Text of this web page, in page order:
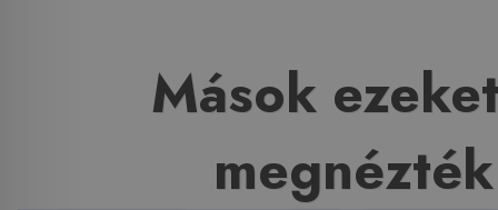
Mások
megnézték